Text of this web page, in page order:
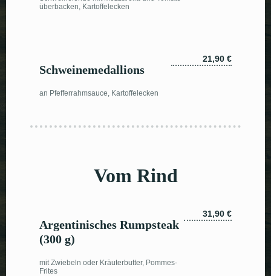
überbacken, Kartoffelecken
Schweinemedallions
an Pfefferrahmsauce, Kartoffelecken
21,90 €
Vom Rind
Argentinisches Rumpsteak
(300 g)
mit Zwiebeln oder Kräuterbutter, Pommes-
Frites
31,90 €